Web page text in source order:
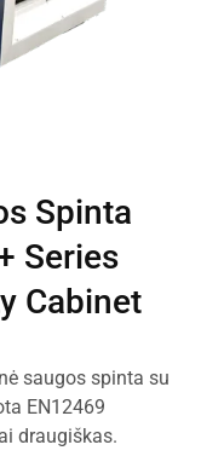
Spinta
Series
Cabinet
saugos spinta su
EN12469
draugiškas.